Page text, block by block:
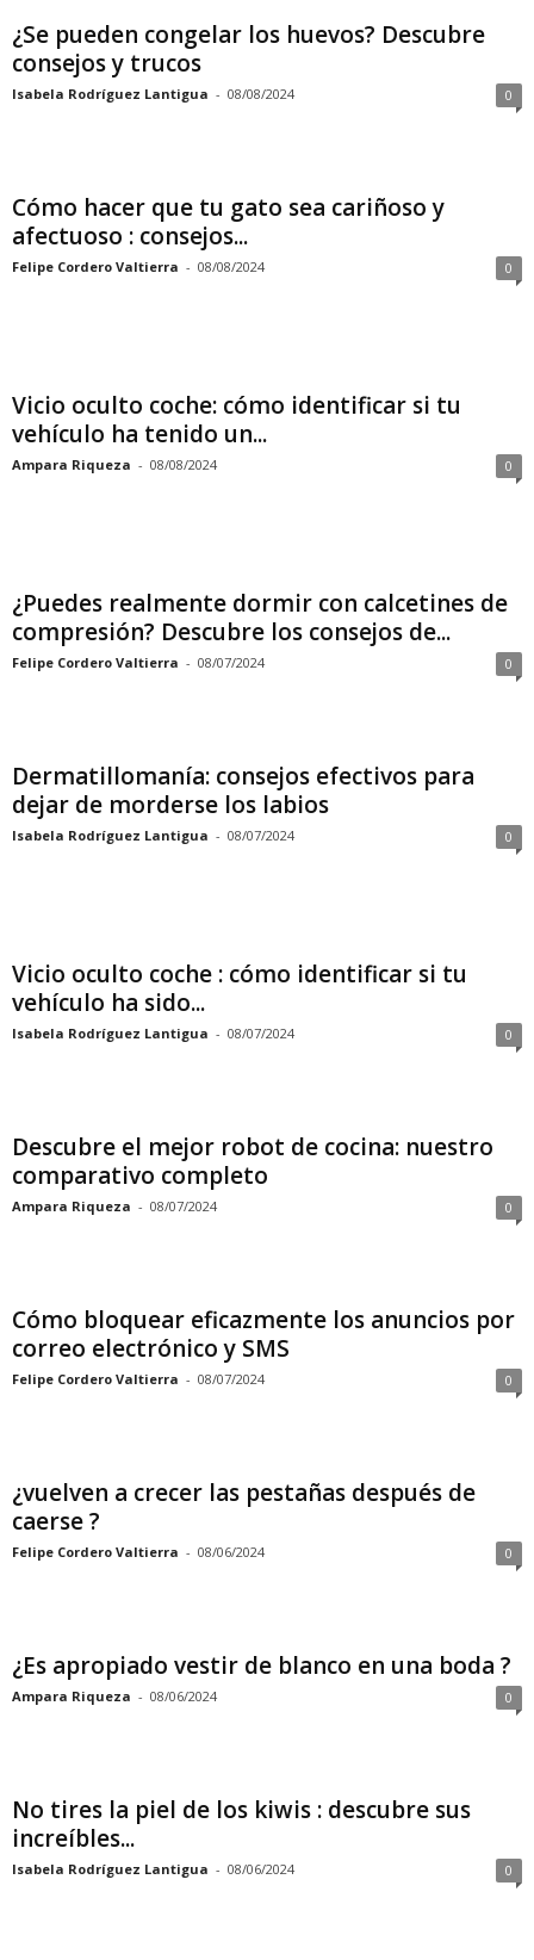
¿Se pueden congelar los huevos? Descubre
consejos y trucos
Isabela Rodríguez Lantigua - 08/08/2024 0
Cómo hacer que tu gato sea cariñoso y
afectuoso : consejos...
Felipe Cordero Valtierra - 08/08/2024 0
Vicio oculto coche: cómo identificar si tu
vehículo ha tenido un...
Ampara Riqueza - 08/08/2024 0
¿Puedes realmente dormir con calcetines de
compresión? Descubre los consejos de...
Felipe Cordero Valtierra - 08/07/2024 0
Dermatillomanía: consejos efectivos para
dejar de morderse los labios
Isabela Rodríguez Lantigua - 08/07/2024 0
Vicio oculto coche : cómo identificar si tu
vehículo ha sido...
Isabela Rodríguez Lantigua - 08/07/2024 0
Descubre el mejor robot de cocina: nuestro
comparativo completo
Ampara Riqueza - 08/07/2024 0
Cómo bloquear eficazmente los anuncios por
correo electrónico y SMS
Felipe Cordero Valtierra - 08/07/2024 0
¿vuelven a crecer las pestañas después de
caerse ?
Felipe Cordero Valtierra - 08/06/2024 0
¿Es apropiado vestir de blanco en una boda ?
Ampara Riqueza - 08/06/2024 0
No tires la piel de los kiwis : descubre sus
increíbles...
Isabela Rodríguez Lantigua - 08/06/2024 0